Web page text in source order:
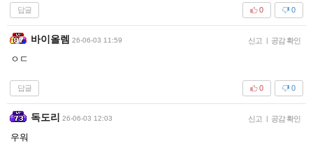
답글 0
0
바이올렘 26-06-03 11:59 신고 | 공감 확인
ㅇㄷ
답글 0
0
독도리 26-06-03 12:03 신고 | 공감 확인
우워